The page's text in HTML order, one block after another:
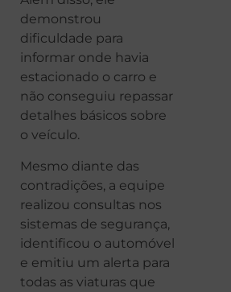
demonstrou
dificuldade para
informar onde havia
estacionado o carro e
não conseguiu repassar
detalhes básicos sobre
o veículo.
Mesmo diante das
contradições, a equipe
realizou consultas nos
sistemas de segurança,
identificou o automóvel
e emitiu um alerta para
todas as viaturas que